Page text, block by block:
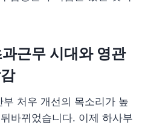
근무 시대와 영관
처우 개선의 목소리가 높
바뀌었습니다. 이제 하사부